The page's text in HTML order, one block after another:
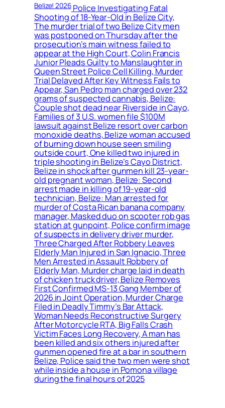
Belize! 2026Police Investigating Fatal
Shooting of 18-Year-Old in Belize City,
The murder trial of two Belize City men
was postponed on Thursday after the
prosecution’s main witness failed to
appear at the High Court, Colin Francis
Junior Pleads Guilty to Manslaughter in
Queen Street Police Cell Killing, Murder
Trial Delayed After Key Witness Fails to
Appear, San Pedro man charged over 232
grams of suspected cannabis, Belize:
Couple shot dead near Riverside in Cayo,
Families of 3 U.S. women file $100M
lawsuit against Belize resort over carbon
monoxide deaths, Belize woman accused
of burning down house seen smiling
outside court, One killed two injured in
triple shooting in Belize’s Cayo District,
Belize in shock after gunmen kill 23-year-
old pregnant woman, Belize: Second
arrest made in killing of 19-year-old
technician, Belize: Man arrested for
murder of Costa Rican banana company
manager, Masked duo on scooter rob gas
station at gunpoint, Police confirm image
of suspects in delivery driver murder,
Three Charged After Robbery Leaves
Elderly Man Injured in San Ignacio, Three
Men Arrested in Assault Robbery of
Elderly Man, Murder charge laid in death
of chicken truck driver, Belize Removes
First Confirmed MS-13 Gang Member of
2026 in Joint Operation, Murder Charge
Filed in Deadly Timmy’s Bar Attack,
Woman Needs Reconstructive Surgery
After Motorcycle RTA, Big Falls Crash
Victim Faces Long Recovery, A man has
been killed and six others injured after
gunmen opened fire at a bar in southern
Belize, Police said the two men were shot
while inside a house in Pomona village
during the final hours of 2025